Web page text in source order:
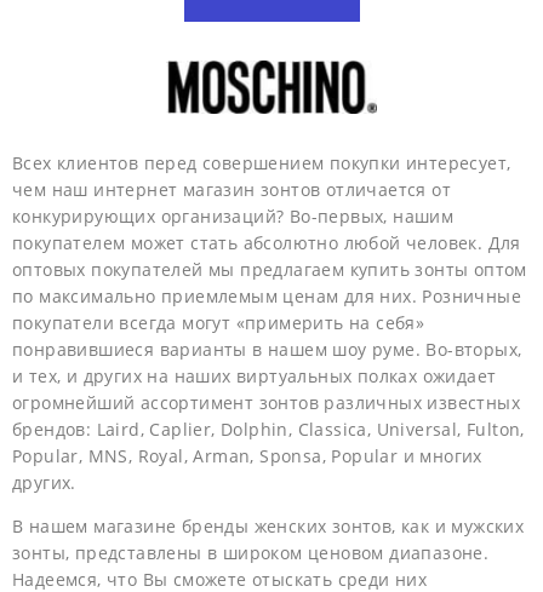
Всех клиентов перед совершением покупки интересует,
чем наш интернет магазин зонтов отличается от
конкурирующих организаций? Во-первых, нашим
покупателем может стать абсолютно любой человек. Для
оптовых покупателей мы предлагаем купить зонты оптом
по максимально приемлемым ценам для них. Розничные
покупатели всегда могут «примерить на себя»
понравившиеся варианты в нашем шоу руме. Во-вторых,
и тех, и других на наших виртуальных полках ожидает
огромнейший ассортимент зонтов различных известных
брендов: Laird, Caplier, Dolphin, Classica, Universal, Fulton,
Popular, MNS, Royal, Arman, Sponsa, Popular и многих
других.
В нашем магазине бренды женских зонтов, как и мужских
зонты, представлены в широком ценовом диапазоне.
Надеемся, что Вы сможете отыскать среди них